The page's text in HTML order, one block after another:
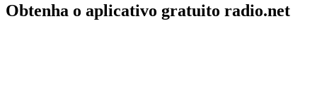
Obtenha o aplicativo gratuito radio.net